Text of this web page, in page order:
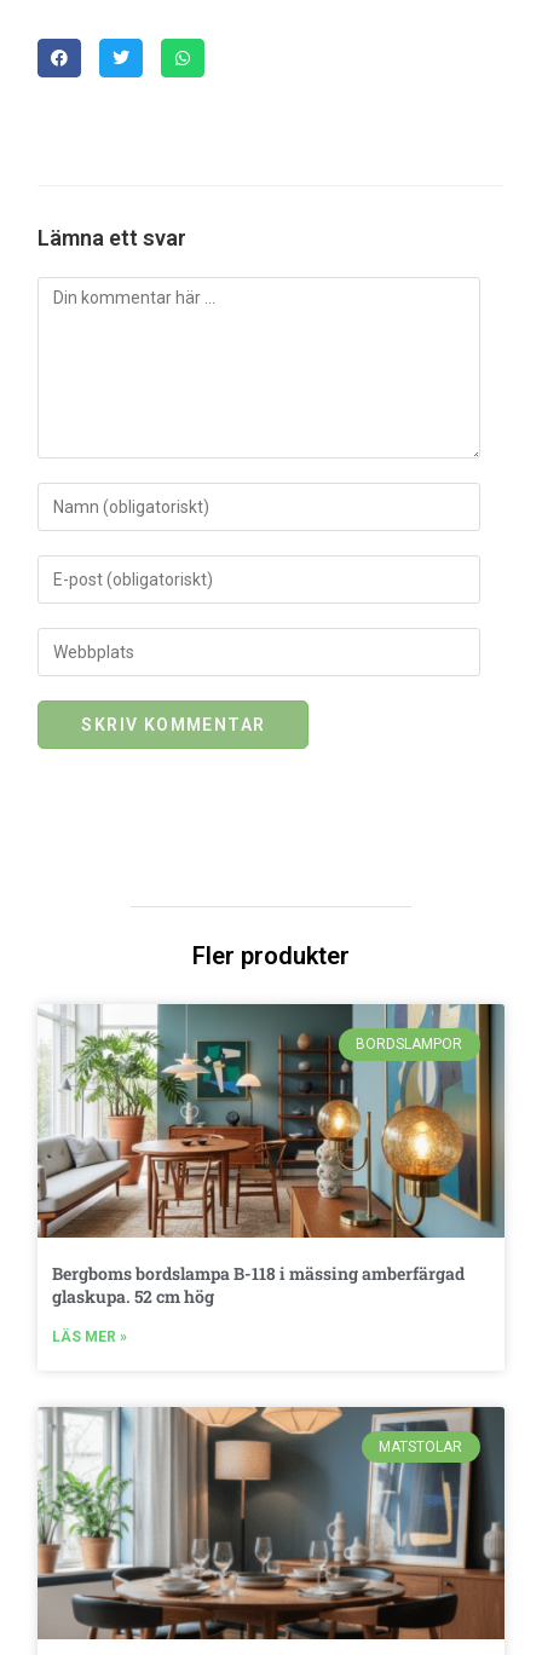
Lämna ett svar
Fler produkter
BORDSLAMPOR
Bergboms bordslampa B-118 i mässing amberfärgad
glaskupa. 52 cm hög
LÄS MER »
MATSTOLAR